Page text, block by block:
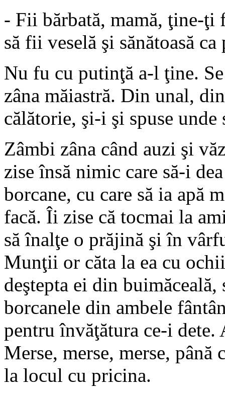
- Fii bărbată, mamă, ţine-ţi
să fii veselă şi sănătoasă
Nu fu cu putinţă a-l ţine.
zâna măiastră. Din unal,
călătorie, şi-i şi spuse unde
Zâmbi zâna când auzi şi
zise însă nimic care să-i
borcane, cu care să ia apă
facă. Îi zise că tocmai la
să înalţe o prăjină şi în
Munţii or căta la ea cu
deştepta ei din buimăceală,
borcanele din ambele
pentru învăţătura ce-i
Merse, merse, merse,
la locul cu pricina.